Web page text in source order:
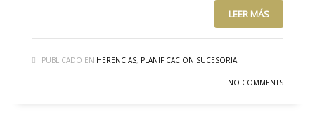
LEER MÁS
PUBLICADO EN HERENCIAS, PLANIFICACION SUCESORIA
NO COMMENTS